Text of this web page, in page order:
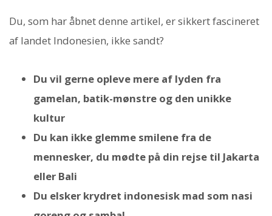
Du, som har åbnet denne artikel, er sikkert fascineret
af landet Indonesien, ikke sandt?
Du vil gerne opleve mere af lyden fra
gamelan, batik-mønstre og den unikke
kultur
Du kan ikke glemme smilene fra de
mennesker, du mødte på din rejse til Jakarta
eller Bali
Du elsker krydret indonesisk mad som nasi